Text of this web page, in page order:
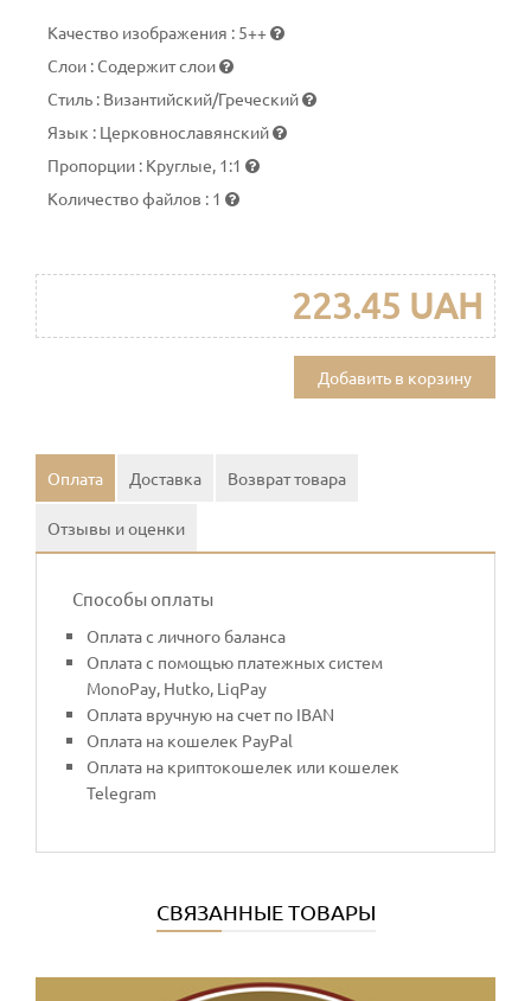
Качество изображения : 5++
Слои :Содержит слои
Стиль : Византийский/Греческий
Язык : Церковнославянский
Пропорции : Круглые, 1:1
Количество файлов : 1
223.45 UAH
Добавить в корзину
Оплата Доставка Возврат товара
Отзывы и оценки
Способы оплаты
Оплата с личного баланса
Оплата с помощью платежных систем
MonoPay, Hutko, LiqPay
Оплата вручную на счет по IBAN
Оплата на кошелек PayPal
Оплата на криптокошелек или кошелек
Telegram
СВЯЗАННЫЕ ТОВАРЫ